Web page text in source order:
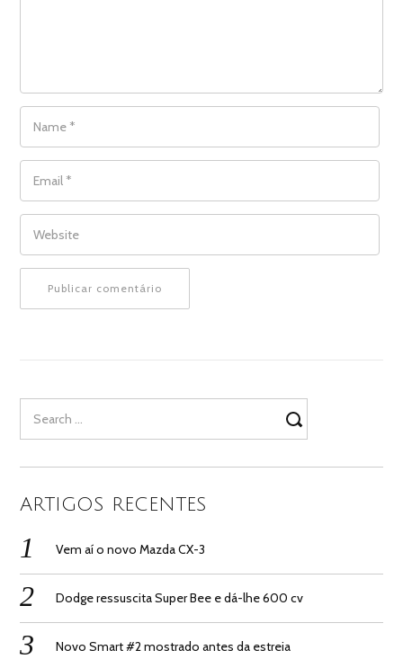
NAME
EMAIL
WEBSITE
for:
ARTIGOS RECENTES
Vem aí o novo Mazda CX-3
Dodge ressuscita Super Bee e dá-lhe 600 cv
Novo Smart #2 mostrado antes da estreia